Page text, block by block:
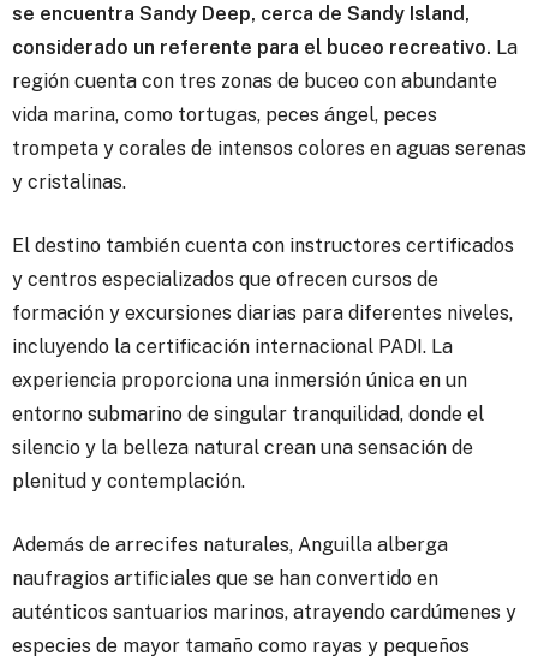
se encuentra Sandy Deep, cerca de Sandy Island,
considerado un referente para el buceo recreativo. La
región cuenta con tres zonas de buceo con abundante
vida marina, como tortugas, peces ángel, peces
trompeta y corales de intensos colores en aguas serenas
y cristalinas.
El destino también cuenta con instructores certificados
y centros especializados que ofrecen cursos de
formación y excursiones diarias para diferentes niveles,
incluyendo la certificación internacional PADI. La
experiencia proporciona una inmersión única en un
entorno submarino de singular tranquilidad, donde el
silencio y la belleza natural crean una sensación de
plenitud y contemplación.
Además de arrecifes naturales, Anguilla alberga
naufragios artificiales que se han convertido en
auténticos santuarios marinos, atrayendo cardúmenes y
especies de mayor tamaño como rayas y pequeños